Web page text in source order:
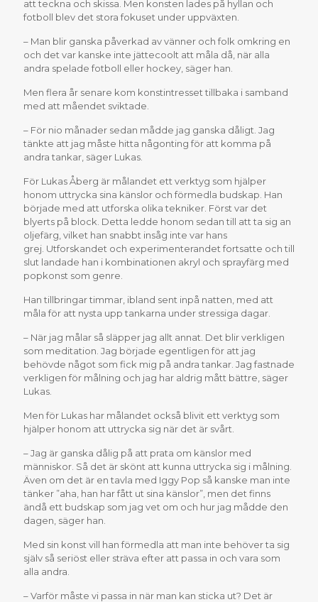
att teckna och skissa. Men konsten lades på hyllan och
fotboll blev det stora fokuset under uppväxten.
– Man blir ganska påverkad av vänner och folk omkring en
och det var kanske inte jättecoolt att måla då, när alla
andra spelade fotboll eller hockey, säger han.
Men flera år senare kom konstintresset tillbaka i samband
med att måendet sviktade.
– För nio månader sedan mådde jag ganska dåligt. Jag
tänkte att jag måste hitta någonting för att komma på
andra tankar, säger Lukas.
För Lukas Åberg är målandet ett verktyg som hjälper
honom uttrycka sina känslor och förmedla budskap. Han
började med att utforska olika tekniker. Först var det
blyerts på block. Detta ledde honom sedan till att ta sig an
oljefärg, vilket han snabbt insåg inte var hans
grej. Utforskandet och experimenterandet fortsatte och till
slut landade han i kombinationen akryl och sprayfärg med
popkonst som genre.
Han tillbringar timmar, ibland sent inpå natten, med att
måla för att nysta upp tankarna under stressiga dagar.
– När jag målar så släpper jag allt annat. Det blir verkligen
som meditation. Jag började egentligen för att jag
behövde något som fick mig på andra tankar. Jag fastnade
verkligen för målning och jag har aldrig mått bättre, säger
Lukas.
Men för Lukas har målandet också blivit ett verktyg som
hjälper honom att uttrycka sig när det är svårt.
– Jag är ganska dålig på att prata om känslor med
människor. Så det är skönt att kunna uttrycka sig i målning.
Även om det är en tavla med Iggy Pop så kanske man inte
tänker ”aha, han har fått ut sina känslor”, men det finns
ändå ett budskap som jag vet om och hur jag mådde den
dagen, säger han.
Med sin konst vill han förmedla att man inte behöver ta sig
själv så seriöst eller sträva efter att passa in och vara som
alla andra.
– Varför måste vi passa in när man kan sticka ut? Det är